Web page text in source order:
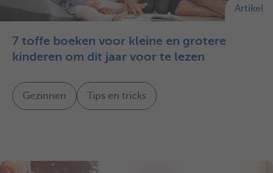
Artikel
7 toffe boeken voor kleine en grotere
kinderen om dit jaar voor te lezen
Gezinnen Tips en tricks